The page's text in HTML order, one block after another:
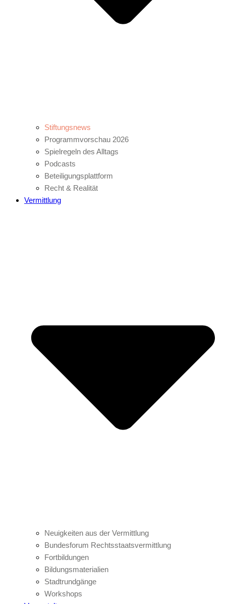
Stiftungsnews
Programmvorschau 2026
Spielregeln des Alltags
Podcasts
Beteiligungsplattform
Recht & Realität
Vermittlung
Neuigkeiten aus der Vermittlung
Bundesforum Rechtsstaatsvermittlung
Fortbildungen
Bildungsmaterialien
Stadtrundgänge
Workshops